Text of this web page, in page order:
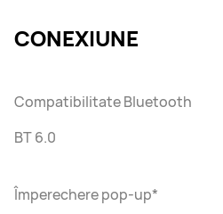
CONEXIUNE
Compatibilitate Bluetooth
BT 6.0
Împerechere pop-up*